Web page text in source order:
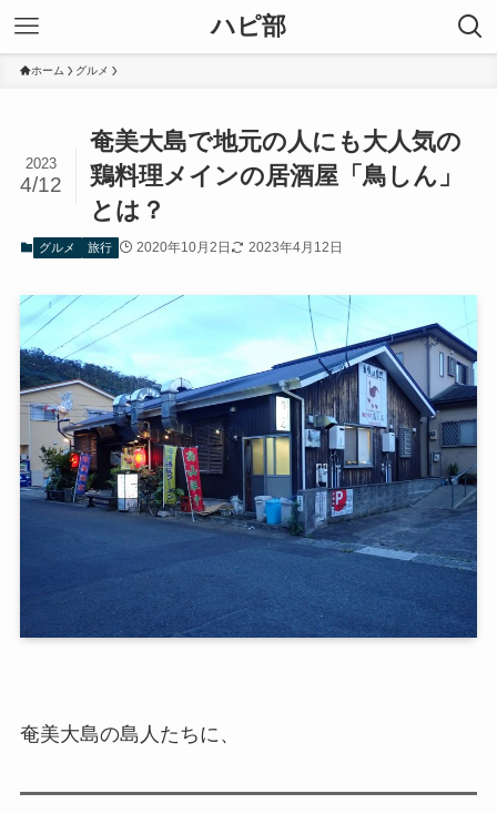
ハピ部
ホーム グルメ
奄美大島で地元の人にも大人気の
鶏料理メインの居酒屋「鳥しん」
とは？
2023
4/12
グルメ 旅行 2020年10月2日 2023年4月12日
奄美大島の島人たちに、